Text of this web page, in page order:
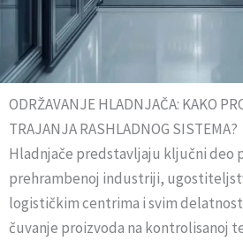
ODRŽAVANJE HLADNJAČA: KAKO
TRAJANJA RASHLADNOG SISTEMA?
Hladnjače predstavljaju ključni deo
prehrambenoj industriji,
logističkim centrima i svim
čuvanje proizvoda na kontrolisanoj